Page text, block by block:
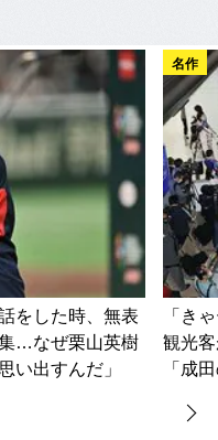
をした時、無表
…なぜ栗山英樹
い出すんだ」
名作
「き
観光
「成